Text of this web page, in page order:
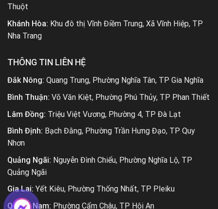
Thuột
Khánh Hòa: Khu đô thị Vĩnh Điềm Trung, Xã Vĩnh Hiệp, TP
Nha Trang
THÔNG TIN LIÊN HỆ
Đắk Nông: Quang Trung, Phường Nghĩa Tân, TP Gia Nghĩa
Bình Thuận: Võ Văn Kiệt, Phường Phú Thủy, TP Phan Thiết
Lâm Đồng: Triệu Việt Vương, Phường 4, TP Đà Lạt
Bình Định: Bạch Đằng, Phường Trần Hưng Đạo, TP Quy
Nhơn
Quảng Ngãi: Nguyễn Đình Chiểu, Phường Nghĩa Lộ, TP
Quảng Ngãi
Gia Lai: Yết Kiêu, Phường Thống Nhất, TP Pleiku
Quảng Nam: Phường Cẩm Châu, TP Hội An